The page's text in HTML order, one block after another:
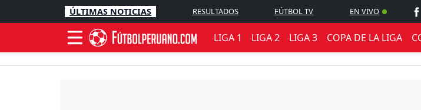
ÚLTIMAS NOTICIAS RESULTADOS FÚTBOL TV EN VIVO
LIGA 1 LIGA 2 LIGA 3 COPA DE LA LIGA